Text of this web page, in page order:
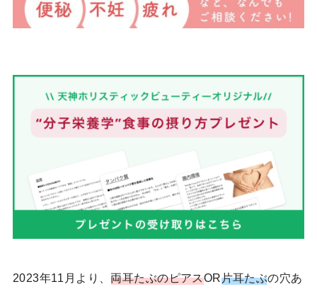
2023年11月より、 両耳たぶのピアスOR片耳たぶの穴あ